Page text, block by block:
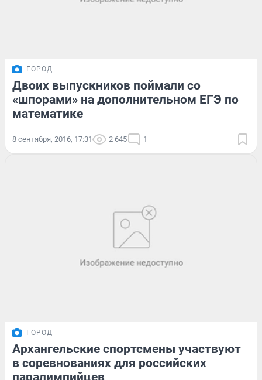
ГОРОД
Двоих выпускников поймали со
«шпорами» на дополнительном ЕГЭ по
математике
8 сентября, 2016, 17:31 2 645 1
ГОРОД
Архангельские спортсмены участвуют
в соревнованиях для российских